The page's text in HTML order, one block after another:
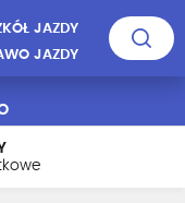
JAZDY
JAZDY